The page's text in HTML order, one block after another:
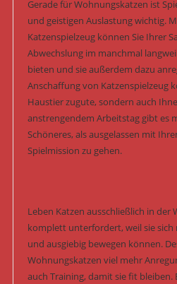
Gerade für Wohnungskatzen ist
und geistigen Auslastung wichtig.
Katzenspielzeug können Sie Ihrer
Abwechslung im manchmal
bieten und sie außerdem dazu
Anschaffung von Katzenspielzeug
Haustier zugute, sondern auch
anstrengendem Arbeitstag gibt es
Schöneres, als ausgelassen mit
Spielmission zu gehen.
Leben Katzen ausschließlich in der
komplett unterfordert, weil sie
und ausgiebig bewegen können.
Wohnungskatzen viel mehr
auch Training, damit sie fit bleiben.